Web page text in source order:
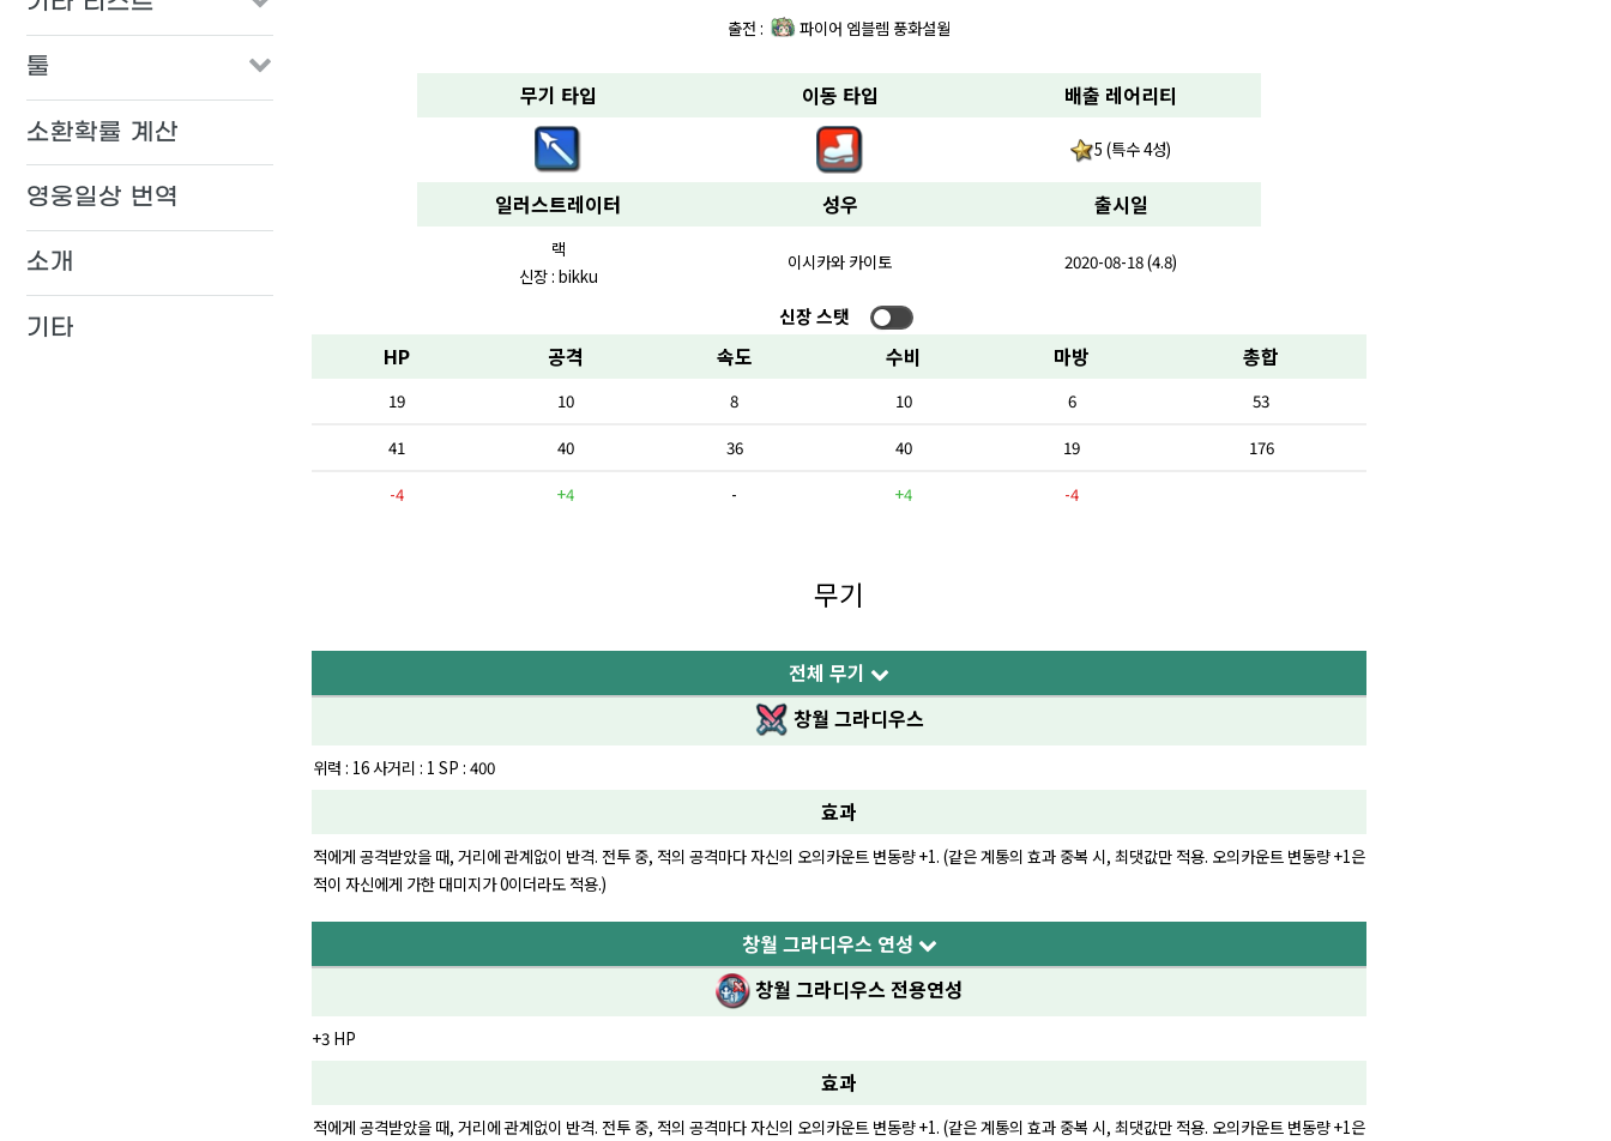
툴
소환확률 계산
영웅일상 번역
소개
기타
출전 : 파이어 엠블렘 풍화설월
무기 타입 이동 타입 배출 레어리티
5 (특수 4성)
일러스트레이터 성우 출시일
랙
신장 : bikku
이시카와 카이토 2020-08-18 (4.8)
신장 스탯
HP 공격 속도 수비 마방 총합
19 10 8 10 6 53
41 40 36 40 19 176
-4 +4 - +4 -4
무기
전체 무기
창월 그라디우스
위력 : 16 사거리 : 1 SP : 400
효과
적에게 공격받았을 때, 거리에 관계없이 반격. 전투 중, 적의 공격마다 자신의 오의카운트 변동량 +1. (같은 계통의 효과 중복 시, 최댓값만 적용. 오의카운트 변동량 +1은
적이 자신에게 가한 대미지가 0이더라도 적용.)
창월 그라디우스 연성
창월 그라디우스 전용연성
+3 HP
효과
적에게 공격받았을 때, 거리에 관계없이 반격. 전투 중, 적의 공격마다 자신의 오의카운트 변동량 +1. (같은 계통의 효과 중복 시, 최댓값만 적용. 오의카운트 변동량 +1은